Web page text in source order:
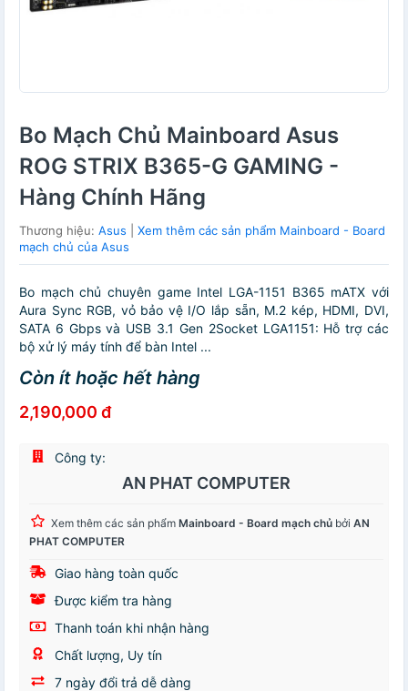
Bo Mạch Chủ Mainboard Asus
ROG STRIX B365-G GAMING -
Hàng Chính Hãng
Thương hiệu: Asus
Xem thêm các sản phẩm Mainboard - Board
mạch chủ của Asus
Bo mạch chủ chuyên game Intel LGA-1151 B365 mATX với
Aura Sync RGB, vỏ bảo vệ I/O lắp sẵn, M.2 kép, HDMI, DVI,
SATA 6 Gbps và USB 3.1 Gen 2Socket LGA1151: Hỗ trợ các
bộ xử lý máy tính để bàn Intel ...
Còn ít hoặc hết hàng
2,190,000 đ
Công ty:
AN PHAT COMPUTER
Xem thêm các sản phẩm Mainboard - Board mạch chủ bởi AN
PHAT COMPUTER
Giao hàng toàn quốc
Được kiểm tra hàng
Thanh toán khi nhận hàng
Chất lượng, Uy tín
7 ngày đổi trả dễ dàng